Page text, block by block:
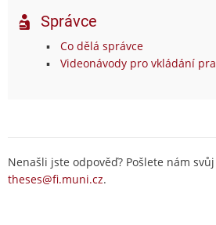
Správce
Co dělá správce
Videonávody pro vkládání
Nenašli jste odpověď? Pošlete nám
theses@fi.muni.cz.